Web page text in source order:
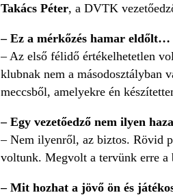
Takács Péter, a DVTK
– Ez a mérkőzés hamar eldőlt…
– Az első félidő értékelhetetlen
klubnak nem a másodosztályban
meccsből, amelyekre én
– Egy vezetőedző nem ilyen
– Nem ilyenről, az biztos. Rövid
voltunk. Megvolt a tervünk erre a
– Mit hozhat a jövő ön és